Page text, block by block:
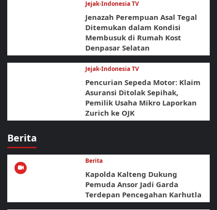
Jejak-Indonesia TV
Jenazah Perempuan Asal Tegal
Ditemukan dalam Kondisi
Membusuk di Rumah Kost
Denpasar Selatan
Jejak-Indonesia TV
Pencurian Sepeda Motor: Klaim
Asuransi Ditolak Sepihak,
Pemilik Usaha Mikro Laporkan
Zurich ke OJK
Berita
Berita
Kapolda Kalteng Dukung
Pemuda Ansor Jadi Garda
Terdepan Pencegahan Karhutla